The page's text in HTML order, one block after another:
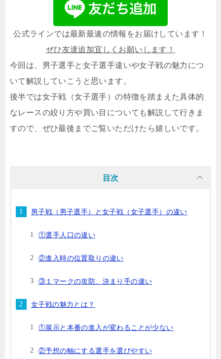
公式ラインでは最新最速の情報をお届けしています！
ぜひ友達追加宜しくお願いします！
今回は、男子選手と女子選手違いや女子戦の魅力につ
いて解説していこうと思います。
後半では女子戦（女子選手）の特徴を踏まえた具体的
なレースの絞り方や買い目についても解説して行きま
すので、ぜひ最後までご覧いただけたら嬉しいです。
目次
男子戦（男子選手）と女子戦（女子選手）の違い
①選手人口の違い
②進入時の位置取りの違い
③１マークの攻防、決まり手の違い
女子戦の魅力とは？
①展示と本番の進入が変わることが少ない
②予想の軸にする選手を選びやすい